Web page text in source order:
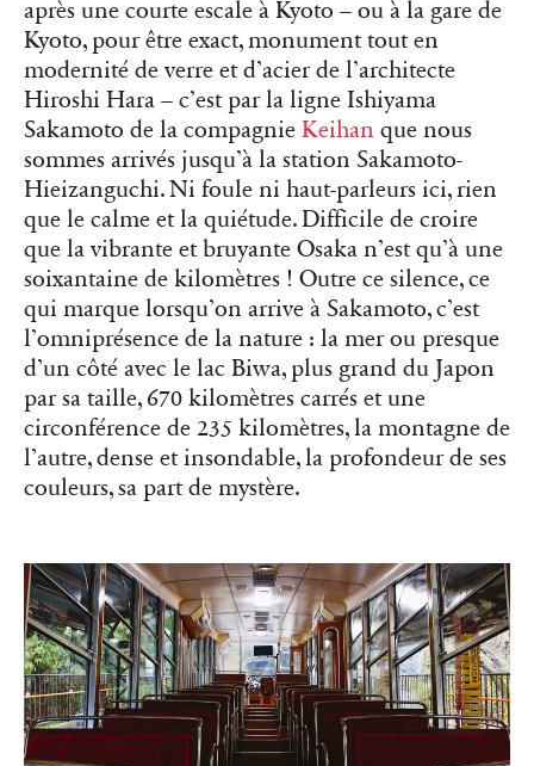
après une courte escale à Kyoto – ou à la gare de
Kyoto, pour être exact, monument tout en
modernité de verre et d’acier de l’architecte
Hiroshi Hara – c’est par la ligne Ishiyama
Sakamoto de la compagnie Keihan que nous
sommes arrivés jusqu’à la station Sakamoto-
Hieizanguchi. Ni foule ni haut-parleurs ici, rien
que le calme et la quiétude. Difficile de croire
que la vibrante et bruyante Osaka n’est qu’à une
soixantaine de kilomètres ! Outre ce silence, ce
qui marque lorsqu’on arrive à Sakamoto, c’est
l’omniprésence de la nature : la mer ou presque
d’un côté avec le lac Biwa, plus grand du Japon
par sa taille, 670 kilomètres carrés et une
circonférence de 235 kilomètres, la montagne de
l’autre, dense et insondable, la profondeur de ses
couleurs, sa part de mystère.